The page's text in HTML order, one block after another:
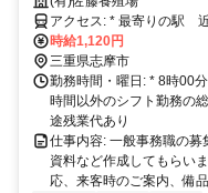
アクセス: * 最寄り
時給1,120円
三重県志摩市
勤務時間・曜日: * 8時00
時間以外のシフト勤務の
途残業代あり
仕事内容: 一般事務職の
資料など作成してもらい
応、来客時のご案内、備